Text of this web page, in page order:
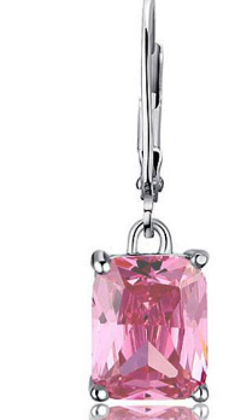
Bijuterii Femei
Bijuterii Mirese
Cele mai vandute
Cele mai votate
Cu video
0 Lei - 100 Lei
100 Lei - 200 Lei
200 Lei - 300 Lei